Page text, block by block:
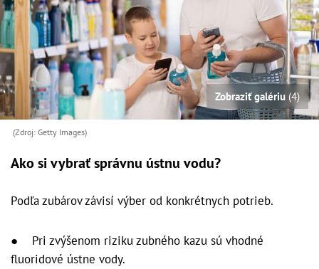
Zobraziť galériu (4)
(Zdroj: Getty Images)
Ako si vybrať správnu ústnu vodu?
Podľa zubárov závisí výber od konkrétnych potrieb.
● Pri zvýšenom riziku zubného kazu sú vhodné
fluoridové ústne vody.